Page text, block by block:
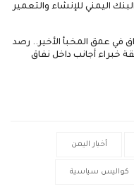
اليمني للإنشاء والتعمير
في عمق المخبأ الأخير.. رصد
خبراء أجانب داخل نفاق
أخبار اليمن
كواليس سياسية